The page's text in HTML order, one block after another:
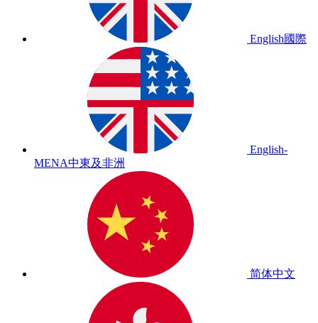
English國際
English-
MENA中東及非洲
简体中文